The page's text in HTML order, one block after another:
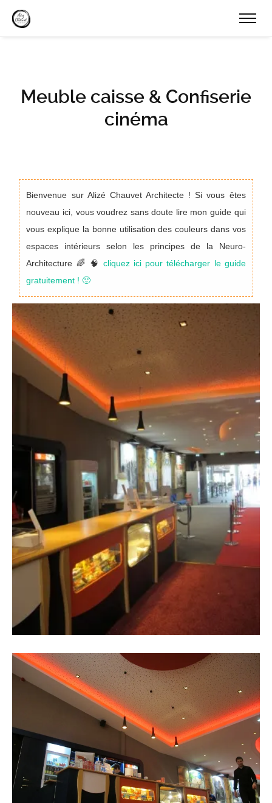
Meuble caisse & Confiserie
cinéma
Bienvenue sur Alizé Chauvet Architecte ! Si vous êtes
nouveau ici, vous voudrez sans doute lire mon guide qui
vous explique la bonne utilisation des couleurs dans vos
espaces intérieurs selon les principes de la Neuro-
Architecture 🌈 🧠 cliquez ici pour télécharger le guide
gratuitement ! 🙂